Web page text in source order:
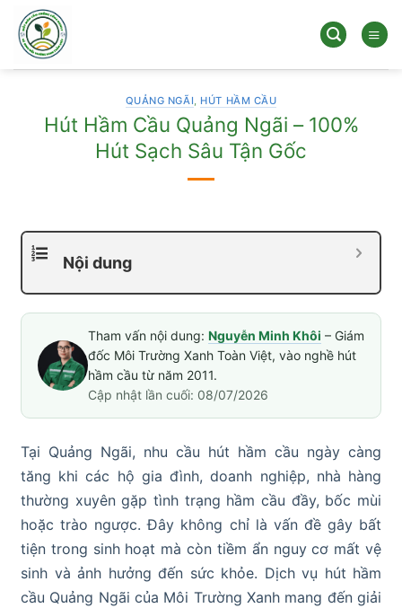
qua
dung
QUẢNG NGÃI, HÚT HẦM CẦU
Hút Hầm Cầu Quảng Ngãi – 100%
Hút Sạch Sâu Tận Gốc
Nội dung
Tham vấn nội dung: Nguyễn Minh Khôi – Giám
đốc Môi Trường Xanh Toàn Việt, vào nghề hút
hầm cầu từ năm 2011.
Cập nhật lần cuối: 08/07/2026
Tại Quảng Ngãi, nhu cầu hút hầm cầu ngày càng
tăng khi các hộ gia đình, doanh nghiệp, nhà hàng
thường xuyên gặp tình trạng hầm cầu đầy, bốc mùi
hoặc trào ngược. Đây không chỉ là vấn đề gây bất
tiện trong sinh hoạt mà còn tiềm ẩn nguy cơ mất vệ
sinh và ảnh hưởng đến sức khỏe. Dịch vụ hút hầm
cầu Quảng Ngãi của Môi Trường Xanh mang đến giải